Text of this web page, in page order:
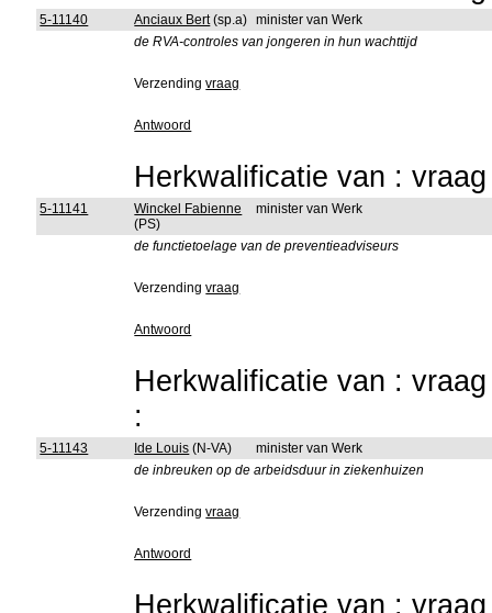
5-11140 Anciaux Bert(sp.a) minister van Werk
de RVA-controles van jongeren in hun wachttijd
Verzendingvraag
Antwoord
Herkwalificatie van :
5-11141
Winckel Fabienne
(PS)
minister van Werk
de functietoelage van de preventieadviseurs
Verzendingvraag
Antwoord
Herkwalificatie van :
:
5-11143 Ide Louis (N-VA)
minister van Werk
de inbreuken op de arbeidsduur in ziekenhuizen
Verzendingvraag
Antwoord
Herkwalificatie van :